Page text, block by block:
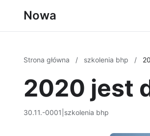
Nowa
Strona główna / szkolenia bhp /
2020 jest
30.11.-0001 szkolenia bhp